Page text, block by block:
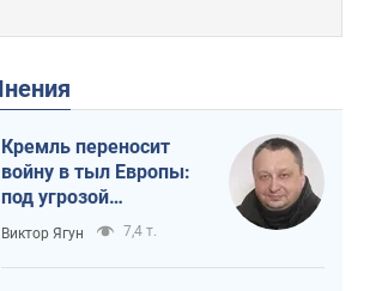
Мнения
Кремль переносит
войну в тыл Европы:
под угрозой
критическая
логистика
Виктор Ягун 7,4 т.